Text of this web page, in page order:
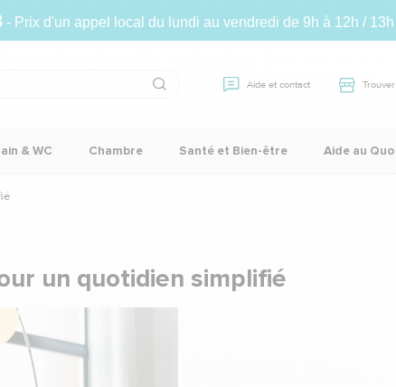
- Prix d'un appel local du lundi au vendredi de 9h à 12h / 13h
Aide et contact
& WC Chambre Santé et Bien-être Aide au
un quotidien simplifié